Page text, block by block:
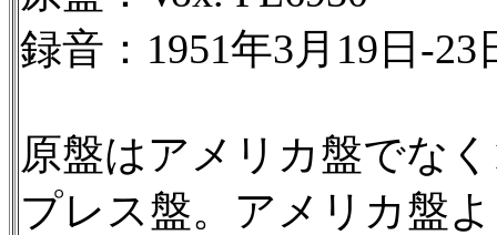
録音：1951年3月19日-23
原盤はアメリカ盤でな
プレス盤。アメリカ盤